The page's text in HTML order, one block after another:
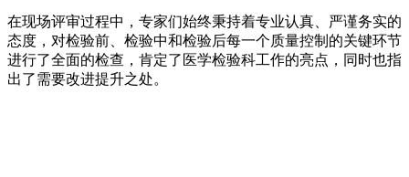
在现场评审过程中，专家们始终秉持着专业认真、严谨务实的
态度，对检验前、检验中和检验后每一个质量控制的关键环节
进行了全面的检查，肯定了医学检验科工作的亮点，同时也指
出了需要改进提升之处。